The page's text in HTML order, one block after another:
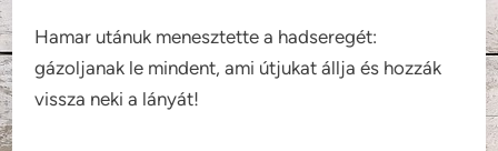
Hamar utánuk menesztette a hadseregét:
gázoljanak le mindent, ami útjukat állja és hozzák
vissza neki a lányát!